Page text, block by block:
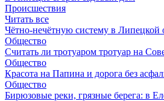
Происшествия
Читать все
Чётно-нечётную систему в Липецкой
Общество
Считать ли тротуаром тротуар на
Общество
Красота на Папина и дорога без
Общество
Бирюзовые реки, грязные берега: в